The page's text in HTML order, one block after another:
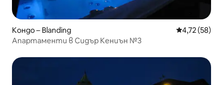
Кондо – Blanding Средна
4,72 (58)
Апартаменти в Сидър Кениън №3